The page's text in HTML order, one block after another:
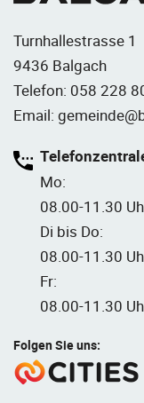
Turnhallestrasse 1
9436 Balgach
Telefon: 058 228
Email:
Mo:
08.00-11.30
Di bis Do:
08.00-11.30
Fr:
08.00-11.30
Folgen Sie uns: